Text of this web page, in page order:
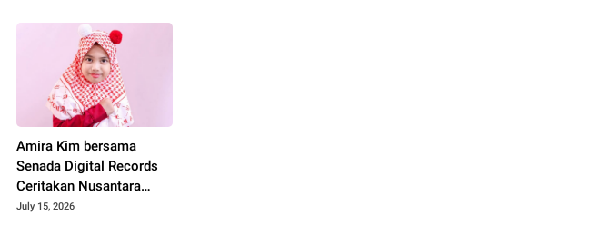
Amira Kim bersama
Senada Digital Records
Ceritakan Nusantara
Lewat Nada
July 15, 2026